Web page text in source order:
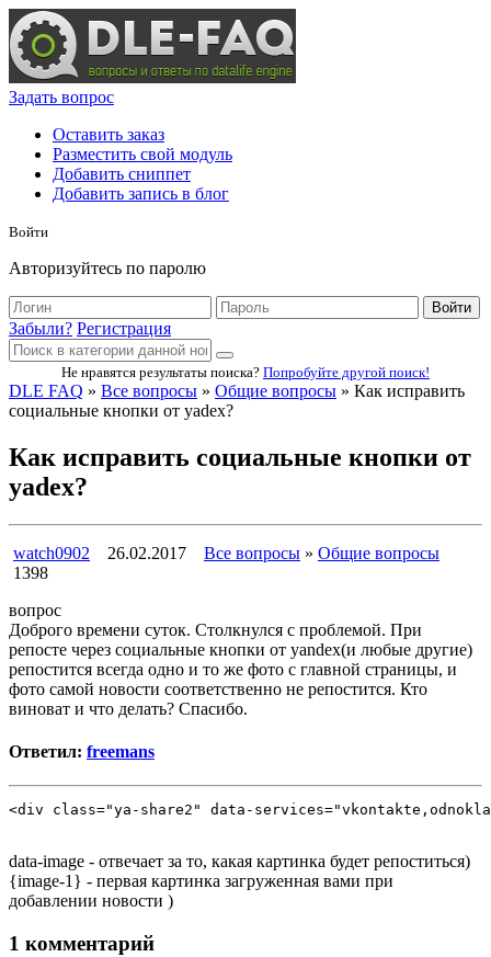
Задать вопрос
Оставить заказ
Разместить свой модуль
Добавить сниппет
Добавить запись в блог
Войти
Авторизуйтесь по паролю
Войти
Забыли? Регистрация
Не нравятся результаты поиска? Попробуйте другой поиск!
DLE FAQ » Все вопросы » Общие вопросы » Как исправить
социальные кнопки от yadex?
Как исправить социальные кнопки от
yadex?
watch0902 26.02.2017 Все вопросы » Общие вопросы
1398
вопрос
Доброго времени суток. Столкнулся с проблемой. При
репосте через социальные кнопки от yandex(и любые другие)
репостится всегда одно и то же фото с главной страницы, и
фото самой новости соответственно не репостится. Кто
виноват и что делать? Спасибо.
Ответил: freemans
<div class="ya-share2" data-
data-image - отвечает за то, какая картинка будет репоститься)
{image-1} - первая картинка загруженная вами при
добавлении новости )
1 комментарий